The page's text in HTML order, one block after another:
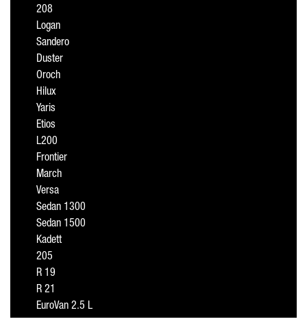
208
Logan
Sandero
Duster
Oroch
Hilux
Yaris
Etios
L200
Frontier
March
Versa
Sedan 1300
Sedan 1500
Kadett
205
R 19
R 21
EuroVan 2.5 L